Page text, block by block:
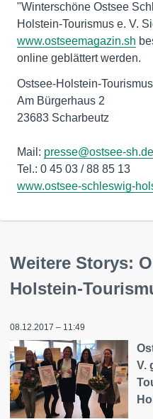
"Winterschöne Ostsee
Holstein-Tourismus e. V.
www.ostseemagazin.sh
online geblättert werden.
Ostsee-Holstein-
Am Bürgerhaus 2
23683 Scharbeutz
Mail: presse@ostsee-sh.de
www.ostsee-schleswig-
Weitere Storys:
Holstein-
08.12.2017 – 11:49
V.